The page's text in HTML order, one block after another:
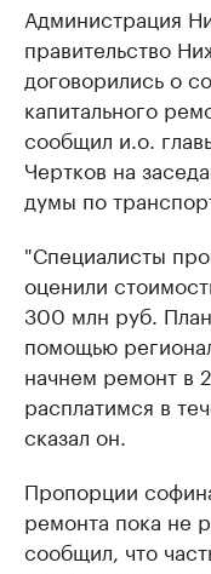
Администрация
правительство
договорились о
капитального
сообщил и.о.
Чертков на
думы по
"Специалисты
оценили
300 млн руб.
помощью
начнем ремонт в
расплатимся в
сказал он.
Пропорции
ремонта пока не
сообщил, что